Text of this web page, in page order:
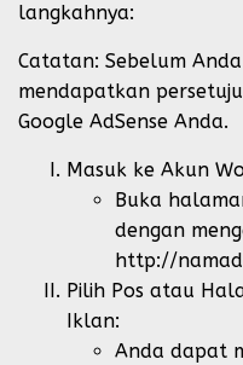
langkahnya:
Catatan: Sebelum
mendapatkan
Google AdSense Anda.
Masuk ke Akun
Buka
dengan
http://
Pilih Pos atau
Iklan:
Anda dapat